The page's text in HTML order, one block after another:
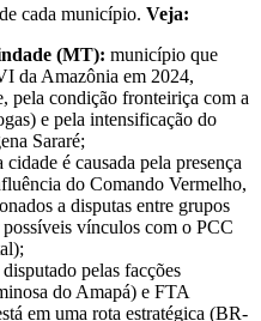
cada município. Veja:
(MT): município que
da Amazônia em 2024,
pela condição fronteiriça com a
e pela intensificação do
Sararé;
é causada pela presença
do Comando Vermelho,
a disputas entre grupos
possíveis vínculos com o PCC
pelas facções
do Amapá) e FTA
em uma rota estratégica (BR-